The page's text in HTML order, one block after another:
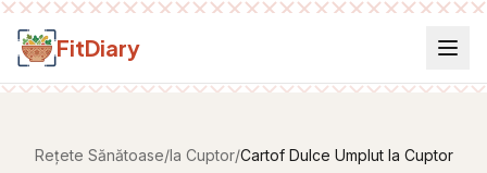
Salt la conținut
FitDiary
Rețete Sănătoase/la Cuptor/Cartof Dulce Umplut la Cuptor